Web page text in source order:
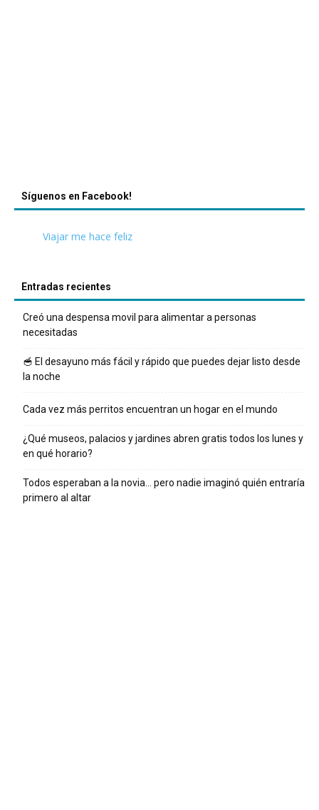
Síguenos en Facebook!
Viajar me hace feliz
Entradas recientes
Creó una despensa movil para alimentar a personas
necesitadas
🥣 El desayuno más fácil y rápido que puedes dejar listo desde
la noche
Cada vez más perritos encuentran un hogar en el mundo
¿Qué museos, palacios y jardines abren gratis todos los lunes y
en qué horario?
Todos esperaban a la novia… pero nadie imaginó quién entraría
primero al altar